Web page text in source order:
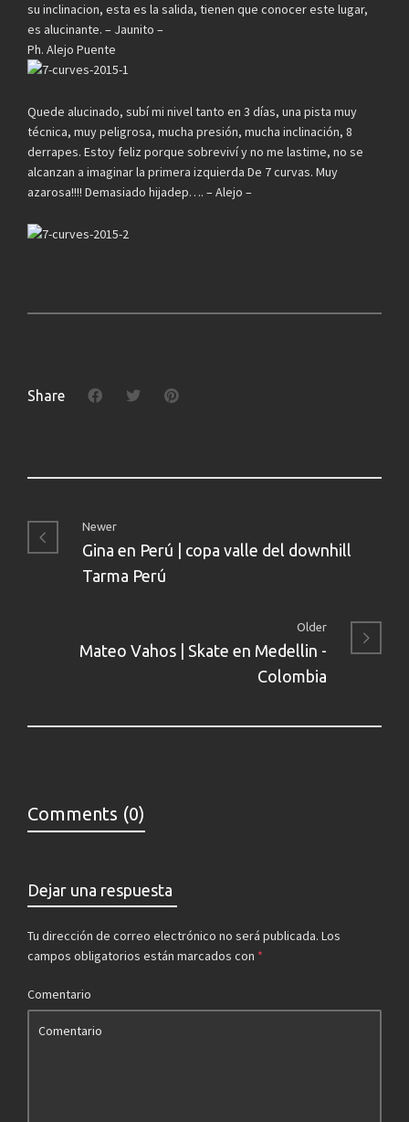
su inclinacion, esta es la salida, tienen que conocer este lugar,
es alucinante. – Jaunito –
Ph. Alejo Puente
Quede alucinado, subí mi nivel tanto en 3 días, una pista muy
técnica, muy peligrosa, mucha presión, mucha inclinación, 8
derrapes. Estoy feliz porque sobreviví y no me lastime, no se
alcanzan a imaginar la primera izquierda De 7 curvas. Muy
azarosa!!!! Demasiado hijadep…. – Alejo –
Share
Newer
Gina en Perú | copa valle del downhill
Tarma Perú
Older
Mateo Vahos | Skate en Medellin -
Colombia
Comments (0)
Dejar una respuesta
Tu dirección de correo electrónico no será publicada. Los
campos obligatorios están marcados con *
Comentario